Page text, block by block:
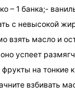
– 1 банка;-
с невысокой
взять масло и
успеет
на тонкие
взбивать